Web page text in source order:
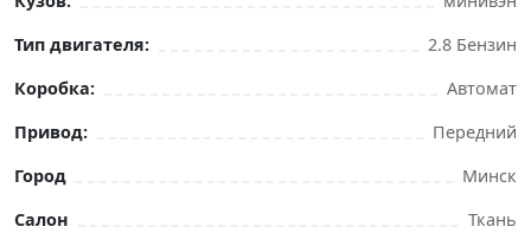
Тип двигателя:
2.8 Бензин
Коробка:
Автомат
Привод:
Передний
Город
Минск
Салон
Ткань